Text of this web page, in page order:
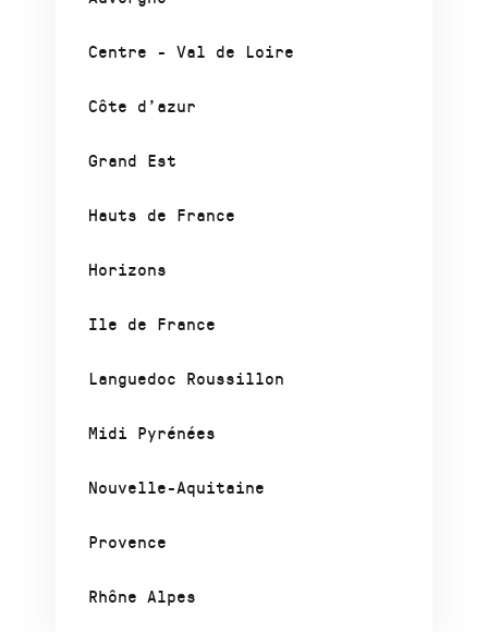
Centre - Val de Loire
Côte d’azur
Grand Est
Hauts de France
Horizons
Ile de France
Languedoc Roussillon
Midi Pyrénées
Nouvelle-Aquitaine
Provence
Rhône Alpes